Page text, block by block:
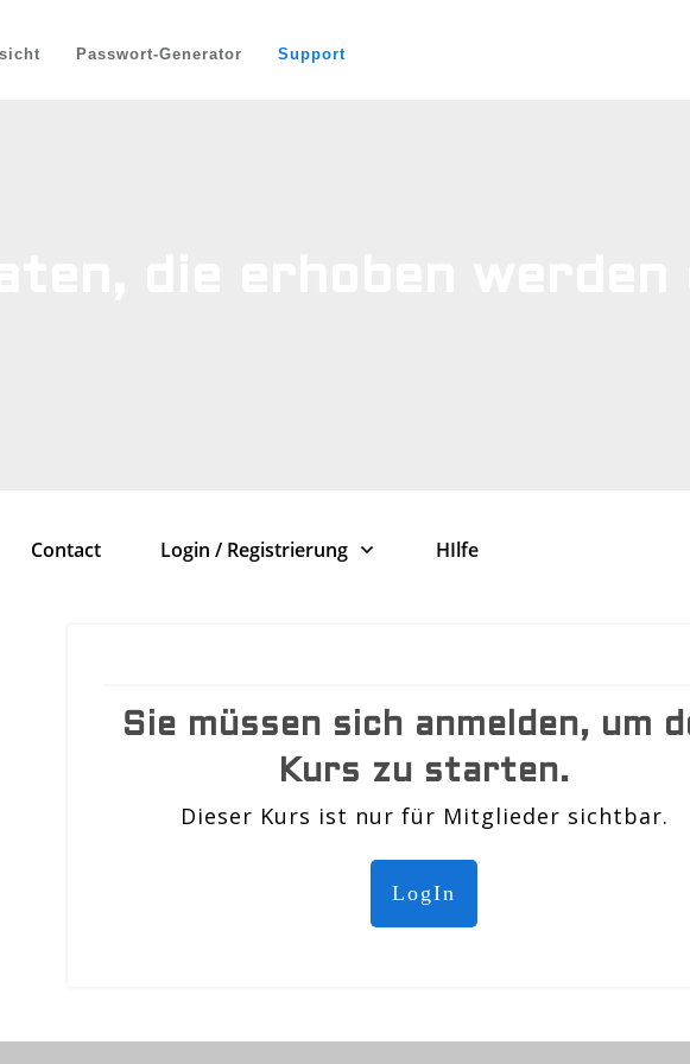
Passwort-Generator Support
Contact Login / Registrierung HIlfe
Sie müssen sich anmelden, um
Kurs zu starten.
Dieser Kurs ist nur für Mitglieder sichtbar.
LogIn